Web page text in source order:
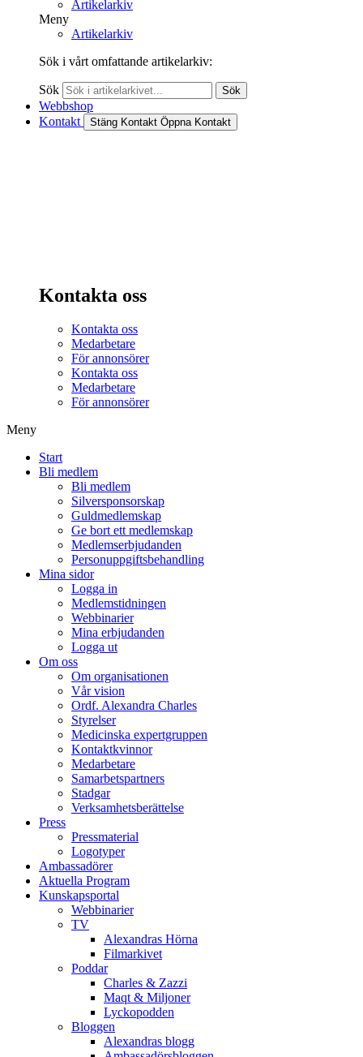
Artikelarkiv
Meny
Artikelarkiv
Sök i vårt omfattande artikelarkiv:
Sök Sök
Webbshop
Kontakt
Stäng Kontakt Öppna Kontakt
Kontakta oss
Kontakta oss
Medarbetare
För annonsörer
Kontakta oss
Medarbetare
För annonsörer
Meny
Start
Bli medlem
Bli medlem
Silversponsorskap
Guldmedlemskap
Ge bort ett medlemskap
Medlemserbjudanden
Personuppgiftsbehandling
Mina sidor
Logga in
Medlemstidningen
Webbinarier
Mina erbjudanden
Logga ut
Om oss
Om organisationen
Vår vision
Ordf. Alexandra Charles
Styrelser
Medicinska expertgruppen
Kontaktkvinnor
Medarbetare
Samarbetspartners
Stadgar
Verksamhetsberättelse
Press
Pressmaterial
Logotyper
Ambassadörer
Aktuella Program
Kunskapsportal
Webbinarier
TV
Alexandras Hörna
Filmarkivet
Poddar
Charles & Zazzi
Maqt & Miljoner
Lyckopodden
Bloggen
Alexandras blogg